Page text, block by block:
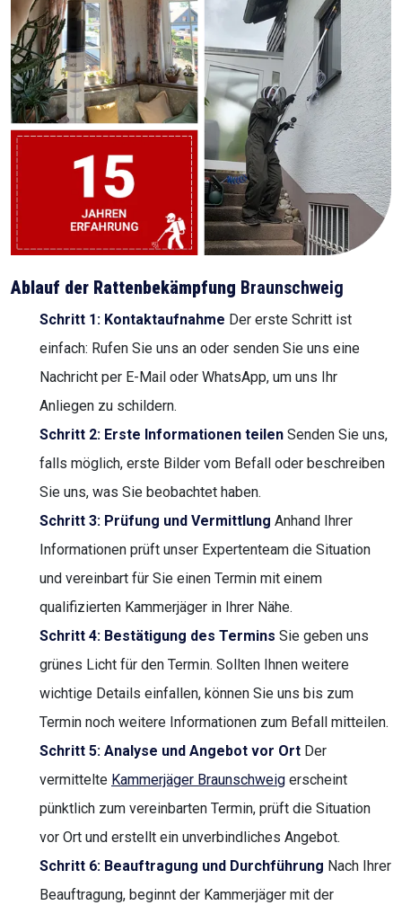
Ablauf der Rattenbekämpfung Braunschweig
Schritt 1: Kontaktaufnahme Der erste Schritt ist
einfach: Rufen Sie uns an oder senden Sie uns eine
Nachricht per E-Mail oder WhatsApp, um uns Ihr
Anliegen zu schildern.
Schritt 2: Erste Informationen teilen Senden Sie uns,
falls möglich, erste Bilder vom Befall oder beschreiben
Sie uns, was Sie beobachtet haben.
Schritt 3: Prüfung und Vermittlung Anhand Ihrer
Informationen prüft unser Expertenteam die Situation
und vereinbart für Sie einen Termin mit einem
qualifizierten Kammerjäger in Ihrer Nähe.
Schritt 4: Bestätigung des Termins Sie geben uns
grünes Licht für den Termin. Sollten Ihnen weitere
wichtige Details einfallen, können Sie uns bis zum
Termin noch weitere Informationen zum Befall mitteilen.
Schritt 5: Analyse und Angebot vor Ort Der
vermittelte Kammerjäger Braunschweig erscheint
pünktlich zum vereinbarten Termin, prüft die Situation
vor Ort und erstellt ein unverbindliches Angebot.
Schritt 6: Beauftragung und Durchführung Nach Ihrer
Beauftragung, beginnt der Kammerjäger mit der